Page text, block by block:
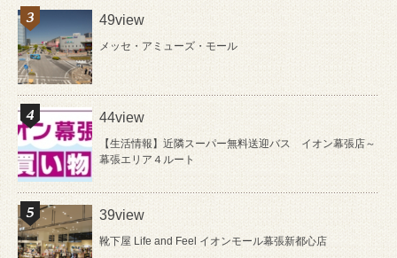
49view
メッセ・アミューズ・モール
44view
【生活情報】近隣スーパー無料送迎バス イオン幕張店～
幕張エリア４ルート
39view
靴下屋 Life and Feel イオンモール幕張新都心店